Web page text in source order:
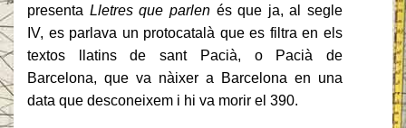
presenta Lletres que parlenés que ja, al segle
IV, es parlava un protocatalà que es filtra en els
textos llatins de sant Pacià, o Pacià de
Barcelona, que va nàixer a Barcelona en una
data que desconeixem i hi va morir el 390.